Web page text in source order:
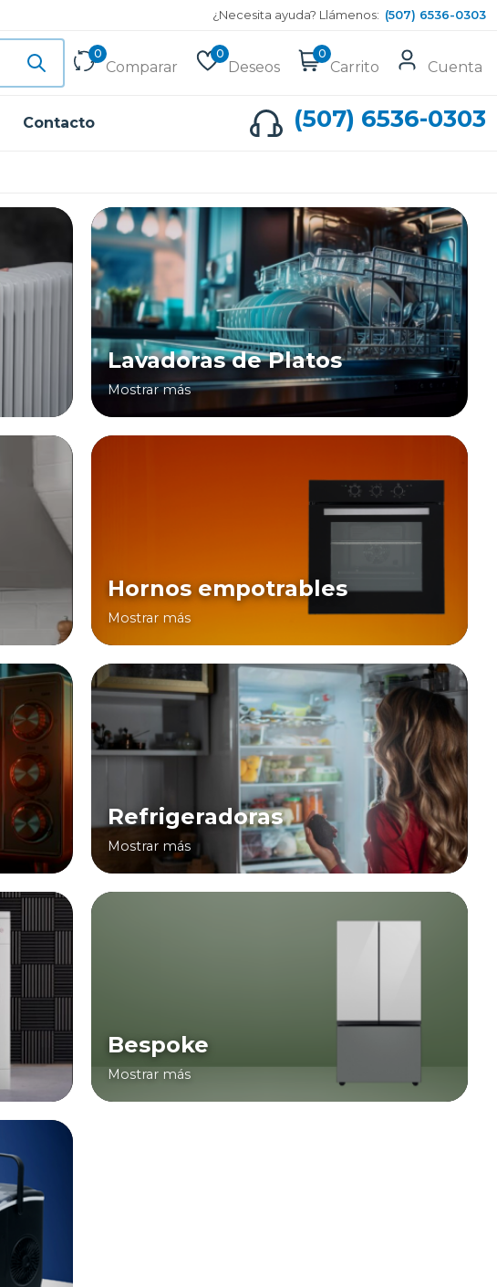
¿Necesita ayuda? Llámenos: (507) 6536-0303
0
Comparar
0
Deseos
0
Carrito Cuenta
Contacto (507) 6536-0303
Lavadoras de Platos
Mostrar más
Hornos empotrables
Mostrar más
Refrigeradoras
Mostrar más
Bespoke
Mostrar más